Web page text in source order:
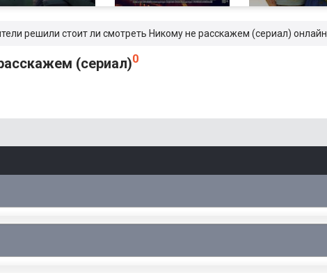
решили стоит ли смотреть Никому не расскажем (сериал) онлайн.
(сериал)0